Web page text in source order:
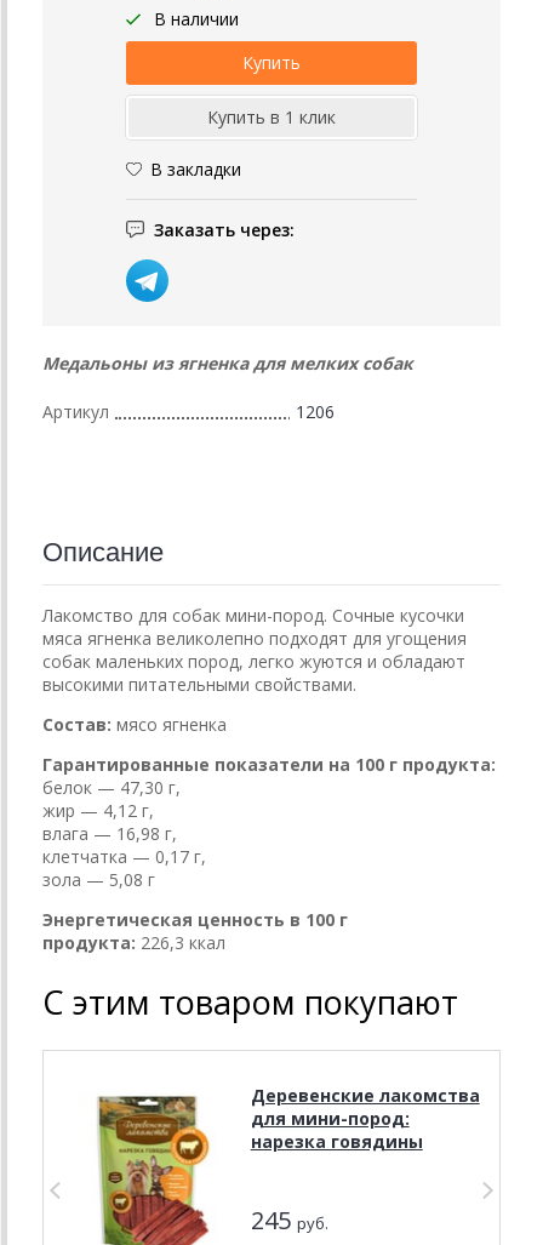
В наличии
В закладки
Заказать через:
Медальоны из ягненка для мелких собак
Артикул 1206
Описание
Лакомство для собак мини-пород. Сочные кусочки
мяса ягненка великолепно подходят для угощения
собак маленьких пород, легко жуются и обладают
высокими питательными свойствами.
Состав: мясо ягненка
Гарантированные показатели на 100 г продукта:
белок — 47,30 г,
жир — 4,12 г,
влага — 16,98 г,
клетчатка — 0,17 г,
зола — 5,08 г
Энергетическая ценность в 100 г
продукта: 226,3 ккал
С этим товаром покупают
Деревенские лакомства
для мини-пород:
нарезка говядины
245 руб.